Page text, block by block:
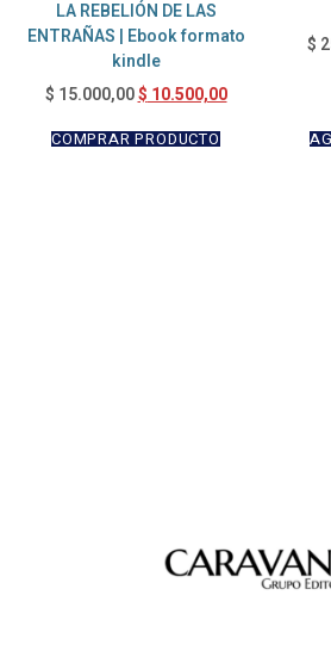
LA REBELIÓN DE LAS
ENTRAÑAS | Ebook formato
kindle
$ 15.000,00 $ 10.500,00
COMPRAR PRODUCTO
$